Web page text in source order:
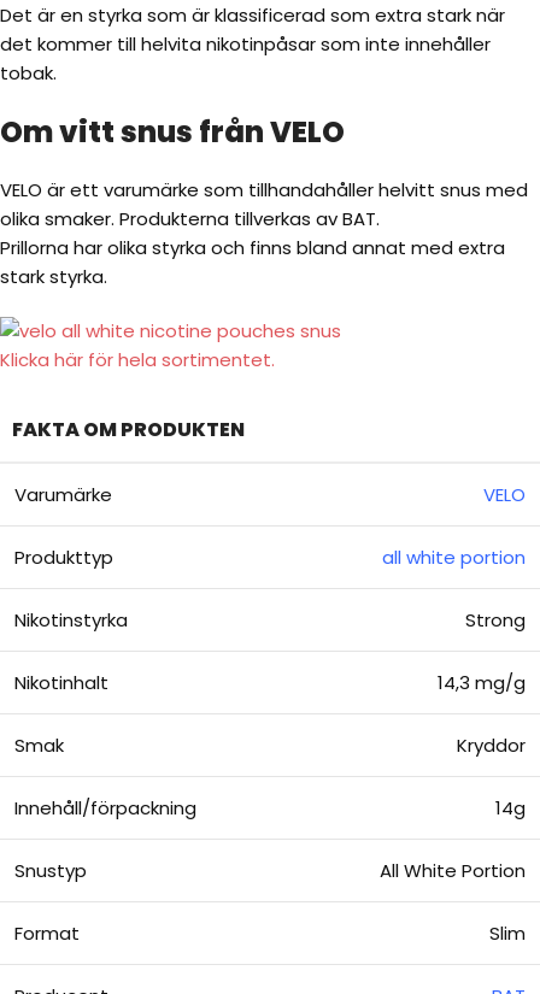
Det är en styrka som är klassificerad som extra stark när
det kommer till helvita nikotinpåsar som inte innehåller
tobak.
Om vitt snus från VELO
VELO är ett varumärke som tillhandahåller helvitt snus med
olika smaker. Produkterna tillverkas av BAT.
Prillorna har olika styrka och finns bland annat med extra
stark styrka.
Klicka här för hela sortimentet.
FAKTA OM PRODUKTEN
Varumärke VELO
Produkttyp all white portion
Nikotinstyrka Strong
Nikotinhalt 14,3 mg/g
Smak Kryddor
Innehåll/förpackning 14g
Snustyp All White Portion
Format Slim